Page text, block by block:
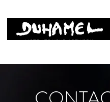
LISTEN TO YOUR ARTWORK